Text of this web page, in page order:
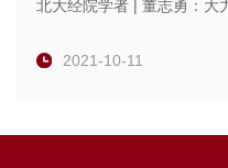
北大经院学者 | 董志勇：大
2021-10-11